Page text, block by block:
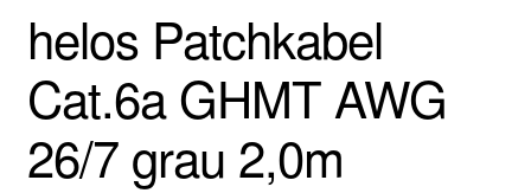
helos Patchkabel
Cat.6a GHMT AWG
26/7 grau 2,0m